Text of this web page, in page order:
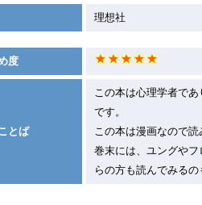
理想社
度
とば
この本は心理学者で
です。
この本は漫画なので
巻末には、ユングや
らの方も読んでみる